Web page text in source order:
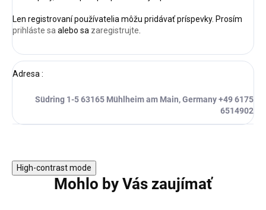
Len registrovaní používatelia môžu pridávať príspevky. Prosím
prihláste saalebo sa zaregistrujte.
Adresa:
Südring 1-5 63165 Mühlheim am Main, Germany +49 6175
6514902
High-contrast mode
Mohlo by Vás zaujímať